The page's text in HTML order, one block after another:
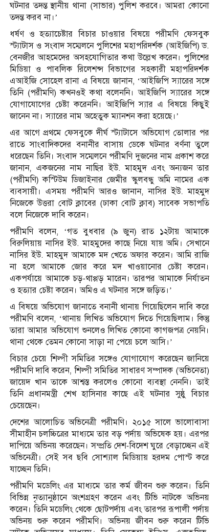
ঘটনার তদন্ত স্থানীয় থানা (সাভার) পুলিশ করবে। আমরা কোনো
তদন্ত করব না।’
ধর্ষণ ও হত্যাচেষ্টার বিচার চাওয়ার বিষয়ে পরীমণি ফেসবুক
স্ট্যাটাস ও সংবাদ সম্মেলনে পুলিশের মহাপরিদর্শক (আইজিপি) ড.
বেনজীর আহমেদের অসহযোগিতার কথা উল্লেখ করেন। পুলিশের
মিডিয়া ও পাবলিক রিলেশন্স বিভাগের সহকারী মহাপরিদর্শক
এআইজি সোহেল রানা এ বিষয়ে জানান, ‘আইজিপি স্যারের সঙ্গে
তিনি (পরীমণি) কখনওই কথা বলেননি। আইজিপি স্যারের সঙ্গে
যোগাযোগের চেষ্টা করেননি। আইজিপি স্যার এ বিষয়ে কিছুই
জানেন না। স্যারের নাম অহেতুক ম্যানশন করা হয়েছে।’
এর আগে প্রথমে ফেসবুকে দীর্ঘ স্ট্যাটাসে অভিযোগ তোলার পর
রাতে সাংবাদিকদের বনানীর বাসায় ডেকে ঘটনার বর্ণনা তুলে
ধরেছেন তিনি। সংবাদ সম্মেলনে পরীমণি দুজনের নাম প্রকাশ করে
জানান, একজনের নাম নাছির ইউ. মাহমুদ এবং অন্যজন তার
(পরীমণি) কস্টিউম ডিজাইনার জেমীর স্কুলবন্ধু অমি নামের এক
ব্যবসায়ী। এসময় পরীমণি আরও জানান, নাসির ইউ. মাহমুদ
নিজেকে উত্তরা বোট ক্লাবের (ঢাকা বোট ক্লাব) সাবেক সভাপতি
বলে নিজেকে দাবি করেন।
পরীমণি বলেন, ‘গত বুধবার (৯ জুন) রাত ১২টায় আমাকে
বিরুলিয়ায় নাসির ইউ. মাহমুদের কাছে নিয়ে যায় অমি। সেখানে
নাসির ইউ. মাহমুদ আমাকে মদ খেতে অফার করেন। আমি রাজি
না হলে আমাকে জোর করে মদ খাওয়ানোর চেষ্টা করেন।
একপর্যায়ে আমাকে চড়-থাপ্পড় মারেন। তারপর আমাকে নির্যাতন
ও হত্যার চেষ্টা করেন। অমিও এ ঘটনার সঙ্গে জড়িত।’
এ বিষয়ে অভিযোগ জানাতে বনানী থানায় গিয়েছিলেন দাবি করে
পরীমণি বলেন, ‘থানায় লিখিত অভিযোগ দিতে গিয়েছিলাম। কিন্তু
তারা আমার অভিযোগ শুনলেও লিখিত কোনো কাগজপত্র নেয়নি।
থানা থেকে তেমন কোনো সাড়া না পেয়ে চলে আসি।’
বিচার চেয়ে শিল্পী সমিতির সঙ্গেও যোগাযোগ করেছেন জানিয়ে
পরীমণি দাবি করেন, শিল্পী সমিতির সাধারণ সম্পাদক (অভিনেতা)
জায়েদ খান তাকে আশ্বস্ত করলেও কোনো ব্যবস্থা নেননি। তাই
তিনি প্রধানমন্ত্রী শেখ হাসিনার কাছে এই ঘটনার সুষ্ঠু বিচার
চেয়েছেন।
দেশের আলোচিত অভিনেত্রী পরীমণি। ২০১৫ সালে ভালোবাসা
সীমাহীন চলচ্চিত্রের মাধ্যমে তার বড় পর্দায় অভিষেক হয়। এরপর
দাপিয়ে অভিনয় করেছেন। সম্প্রতি দেশ-বিদেশ ঘুরে বেড়াচ্ছেন এই
অভিনেত্রী। সেই সব ছবি সোশ্যাল মিডিয়ায় হরদম পোস্ট করে
যাচ্ছেন তিনি।
পরীমণি মডেলিং এর মাধ্যমে তার কর্ম জীবন শুরু করেন। তিনি
বিভিন্ন নৃত্যানুষ্ঠানে অংশগ্রহণ করেন এবং টিভি নাটকে অভিনয়
করেন। তিনি মডেলিং থেকে ছোটপর্দায় এবং তারপর রূপালী পর্দায়
অভিনয় শুরু করেন পরীমণি। অভিনয় জীবন শুরু করেন টিভি